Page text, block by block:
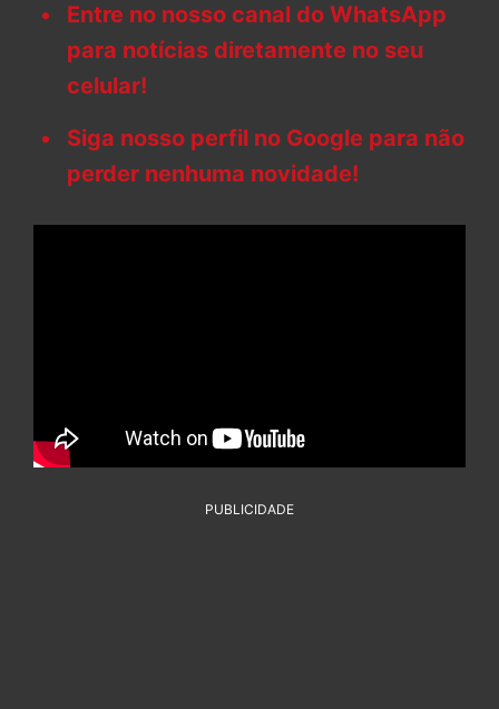
Entre no nosso canal do WhatsApp
para notícias diretamente no seu
celular!
Siga nosso perfil no Google para não
perder nenhuma novidade!
PUBLICIDADE